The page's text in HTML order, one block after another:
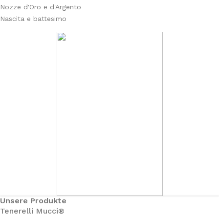
Nozze d'Oro e d'Argento
Nascita e battesimo
Unsere Produkte
Tenerelli Mucci®